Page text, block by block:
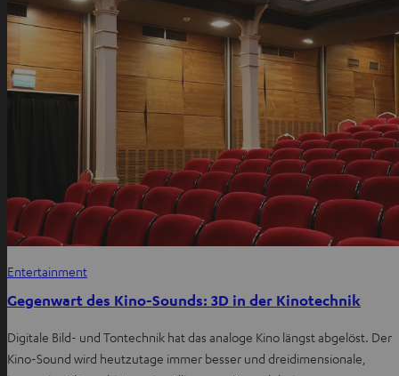
Entertainment
Gegenwart des Kino-Sounds: 3D in der Kinotechnik
Digitale Bild- und Tontechnik hat das analoge Kino längst abgelöst. Der
Kino-Sound wird heutzutage immer besser und dreidimensionale,